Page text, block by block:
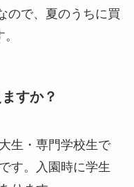
ので、夏のうちに買
すか？
生・専門学校生で
す。入園時に学生